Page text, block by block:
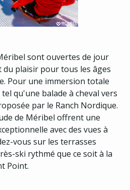
sont ouvertes de jour
plaisir pour tous les âges
Pour une immersion totale
qu'une balade à cheval vers
par le Ranch Nordique.
de Méribel offrent une
avec des vues à
vous sur les terrasses
ski rythmé que ce soit à la
Point.